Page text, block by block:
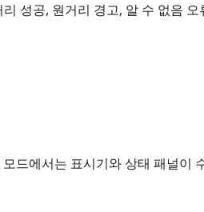
성공, 원거리 경고, 알 수 없음 오
드에서는 표시기와 상태 패널이